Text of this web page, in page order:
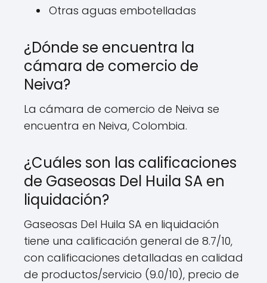
Otras aguas embotelladas
¿Dónde se encuentra la
cámara de comercio de
Neiva?
La cámara de comercio de Neiva se
encuentra en Neiva, Colombia.
¿Cuáles son las calificaciones
de Gaseosas Del Huila SA en
liquidación?
Gaseosas Del Huila SA en liquidación
tiene una calificación general de 8.7/10,
con calificaciones detalladas en calidad
de productos/servicio (9.0/10), precio de